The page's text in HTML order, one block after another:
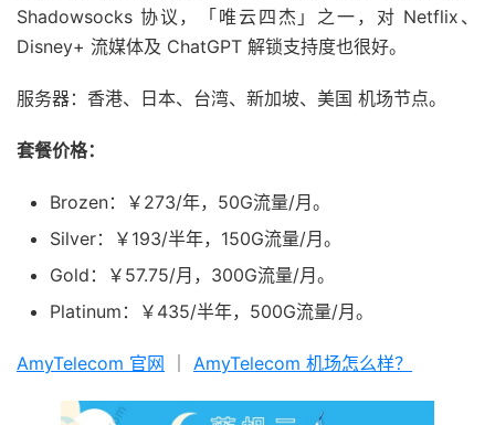
Shadowsocks 协议，「唯云四杰」之一，对 Netflix、
Disney+ 流媒体及 ChatGPT 解锁支持度也很好。
服务器：香港、日本、台湾、新加坡、美国 机场节点。
套餐价格：
Brozen：￥273/年，50G流量/月。
Silver：￥193/半年，150G流量/月。
Gold：￥57.75/月，300G流量/月。
Platinum：￥435/半年，500G流量/月。
AmyTelecom 官网 AmyTelecom 机场怎么样？